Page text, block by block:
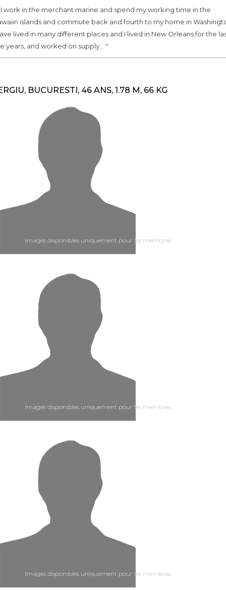
I work in the merchant marine and spend my working time in the
islands and commute back and fourth to my home in
lived in many different places and I lived in New Orleans for the
years, and worked on supply... "
BUCURESTI, 46 ANS, 1.78 M, 66 KG
Images disponibles uniquement pour les membres
Images disponibles uniquement pour les membres
Images disponibles uniquement pour les membres